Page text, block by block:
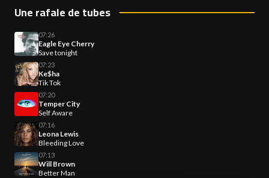
Une rafale de tubes
07:26
Eagle Eye Cherry
Save tonight
07:23
Ke$ha
Tik Tok
07:20
Temper City
Self Aware
07:16
Leona Lewis
Bleeding Love
07:13
Will Brown
Better Man